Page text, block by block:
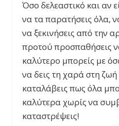
Όσο δελεαστικό και αν
να τα παρατήσεις όλα,
να ξεκινήσεις από την
προτού προσπαθήσεις
καλύτερο μπορείς με
να δεις τη χαρά στη ζωή
καταλάβεις πως όλα
καλύτερα χωρίς να
καταστρέψεις!